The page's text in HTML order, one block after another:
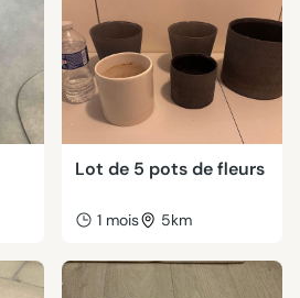
Lot de 5 pots de fleurs
1 mois 5km